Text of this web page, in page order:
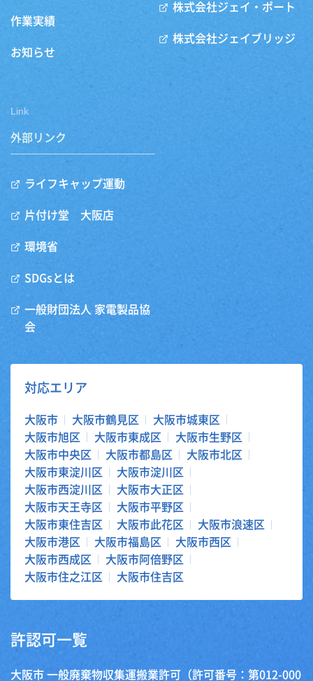
作業実績
お知らせ
株式会社ジェイ・ポート
株式会社ジェイブリッジ
Link
外部リンク
ライフキャップ運動
片付け堂 大阪店
環境省
SDGsとは
一般財団法人 家電製品協
会
対応エリア
大阪市 大阪市鶴見区
大阪市城東区
大阪市旭区
大阪市東成区
大阪市生野区
大阪市中央区
大阪市都島区
大阪市北区
大阪市東淀川区
大阪市淀川区
大阪市西淀川区
大阪市大正区
大阪市天王寺区
大阪市平野区
大阪市東住吉区
大阪市此花区
大阪市浪速区
大阪市港区
大阪市福島区
大阪市西区
大阪市西成区
大阪市阿倍野区
大阪市住之江区
大阪市住吉区
許認可一覧
大阪市 一般廃棄物収集運搬業許可（許可番号：第012-000